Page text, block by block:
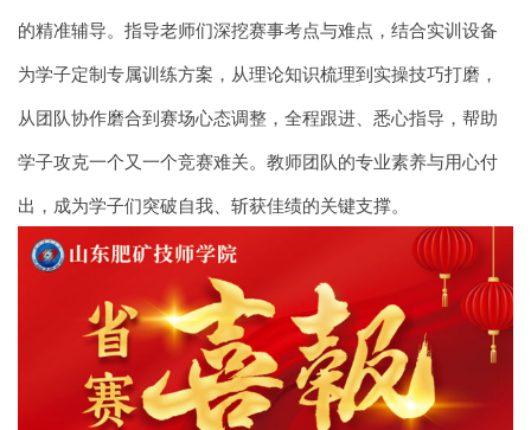
的精准辅导。指导老师们深挖赛事考点与难点，结合实训设备
为学子定制专属训练方案，从理论知识梳理到实操技巧打磨，
从团队协作磨合到赛场心态调整，全程跟进、悉心指导，帮助
学子攻克一个又一个竞赛难关。教师团队的专业素养与用心付
出，成为学子们突破自我、斩获佳绩的关键支撑。